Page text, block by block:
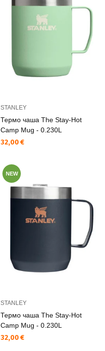
STANLEY
Термо чаша The Stay-Hot
Camp Mug - 0.230L
Текуща цена:
32,00 €
NEW
STANLEY
Термо чаша The Stay-Hot
Camp Mug - 0.230L
Текуща цена:
32,00 €